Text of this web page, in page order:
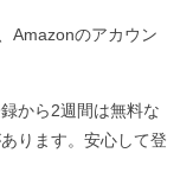
Amazonのアカウン
から2週間は無料な
ります。安心して登